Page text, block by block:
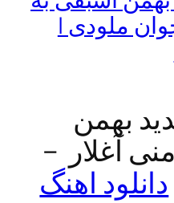
|
–
اهنگ